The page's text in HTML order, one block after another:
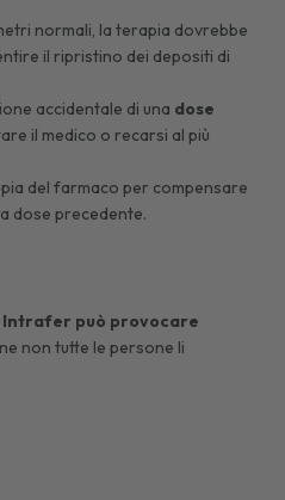
normali, la terapia dovrebbe
il ripristino dei depositi di
accidentale di una dose
il medico o recarsi al più
del farmaco per compensare
dose precedente.
Intrafer può provocare
non tutte le persone li